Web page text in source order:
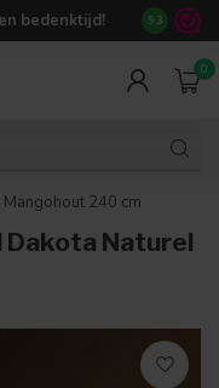
+80.000
9.3
0
240 cm
Naturel